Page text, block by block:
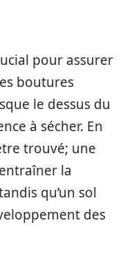
pour assurer
boutures
le dessus du
à sécher. En
trouvé; une
la
qu’un sol
des